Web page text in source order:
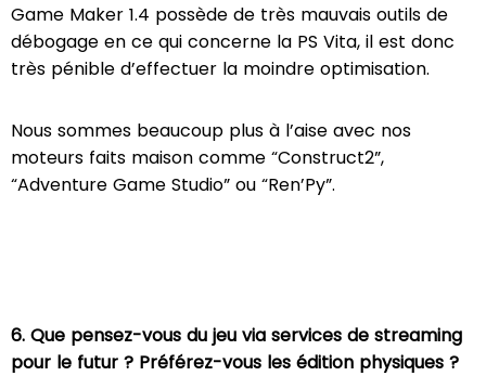
Game Maker 1.4 possède de très mauvais outils de
débogage en ce qui concerne la PS Vita, il est donc
très pénible d’effectuer la moindre optimisation.
Nous sommes beaucoup plus à l’aise avec nos
moteurs faits maison comme “Construct2”,
“Adventure Game Studio” ou “Ren’Py”.
6. Que pensez-vous du jeu via services de streaming
pour le futur ? Préférez-vous les édition physiques ?